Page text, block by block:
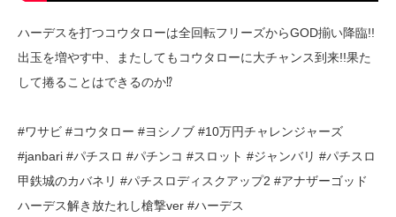
ハーデスを打つコウタローは全回転フリーズからGOD揃い降臨!!
出玉を増やす中、またしてもコウタローに大チャンス到来!!果た
して捲ることはできるのか⁉
#ワサビ #コウタロー #ヨシノブ #10万円チャレンジャーズ
#janbari #パチスロ #パチンコ #スロット #ジャンバリ #パチスロ
甲鉄城のカバネリ #パチスロディスクアップ2 #アナザーゴッド
ハーデス解き放たれし槍撃ver #ハーデス